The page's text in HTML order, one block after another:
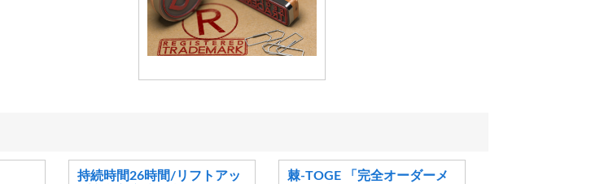
持続時間26時間/リフトアッ
棘-TOGE 「完全オーダーメ